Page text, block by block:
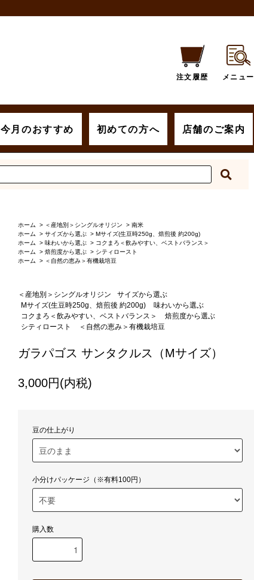
今月のおすすめ 初めての方へ 店舗のご案内
注文履歴 メニュー
ホーム > ＜産地別＞シングルオリジン > 南米
ホーム
> サイズから選ぶ > Mサイズ(生豆時250g、焙煎後 約200g)
ホーム
> 味わいから選ぶ > コクまろ＜飲みやすい、ベストバランス＞
ホーム
> 焙煎度から選ぶ > シティロースト
ホーム
> ＜自然の恵み＞有機栽培豆
＜産地別＞シングルオリジン
サイズから選ぶ
Mサイズ(生豆時250g、焙煎後 約200g)
味わいから選ぶ
コクまろ＜飲みやすい、ベストバランス＞
焙煎度から選ぶ
シティロースト
＜自然の恵み＞有機栽培豆
ガラパゴス サンタクルス（Mサイズ）
3,000円(内税)
豆の仕上がり
小分けパッケージ（※有料100円）
購入数